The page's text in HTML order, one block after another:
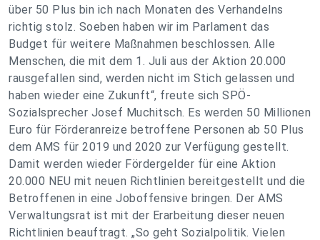
über 50 Plus bin ich nach Monaten des Verhandelns
richtig stolz. Soeben haben wir im Parlament das
Budget für weitere Maßnahmen beschlossen. Alle
Menschen, die mit dem 1. Juli aus der Aktion 20.000
rausgefallen sind, werden nicht im Stich gelassen und
haben wieder eine Zukunft“, freute sich SPÖ-
Sozialsprecher Josef Muchitsch. Es werden 50 Millionen
Euro für Förderanreize betroffene Personen ab 50 Plus
dem AMS für 2019 und 2020 zur Verfügung gestellt.
Damit werden wieder Fördergelder für eine Aktion
20.000 NEU mit neuen Richtlinien bereitgestellt und die
Betroffenen in eine Joboffensive bringen. Der AMS
Verwaltungsrat ist mit der Erarbeitung dieser neuen
Richtlinien beauftragt. „So geht Sozialpolitik. Vielen